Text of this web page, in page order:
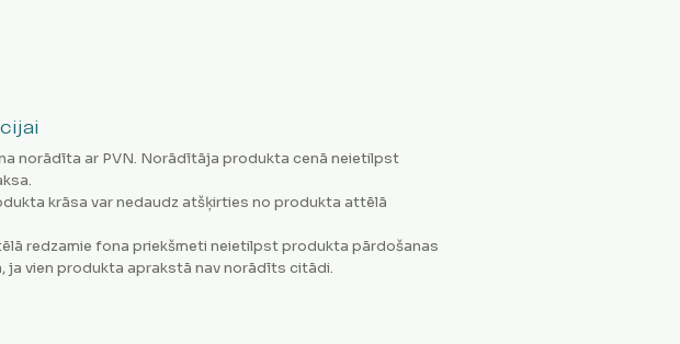
norādīta ar PVN. Norādītāja produkta cenā neietilpst
krāsa var nedaudz atšķirties no produkta attēlā
redzamie fona priekšmeti neietilpst produkta pārdošanas
ja vien produkta aprakstā nav norādīts citādi.